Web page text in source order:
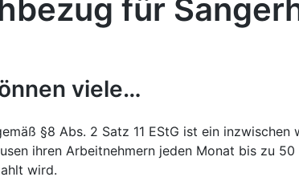
für
viele…
§8 Abs. 2 Satz 11 EStG ist ein
ihren Arbeitnehmern jeden Monat bis zu
wird.